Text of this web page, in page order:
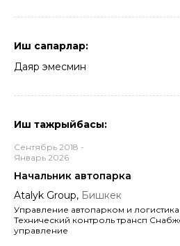
Иш сапарлар:
Даяр эмесмин
Иш тажрыйбасы:
Сентябрь 2018 -
Январь 2026
Начальник автопарка
Atalyk Group, Бишкек
Управление автопарком и
Технический контроль трансп
управление